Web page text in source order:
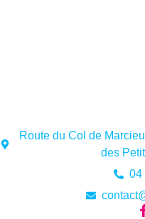
Route du Col de
des
04